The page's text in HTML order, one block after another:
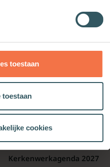
toestaan
toestaan
cookies
Kerkenwerkagenda 2027